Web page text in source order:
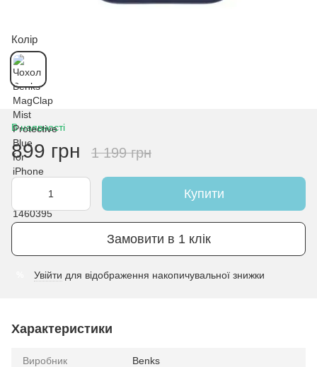
Колір
В наявності
899 грн 1 199 грн
Купити
Замовити в 1 клік
Увійти для відображення накопичувальної знижки
Характеристики
Виробник Benks